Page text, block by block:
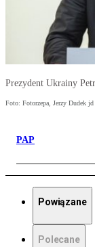
Prezydent Ukrainy
Foto: Fotorzepa, Jerzy Dudek jd
PAP
Powiązane
Polecane